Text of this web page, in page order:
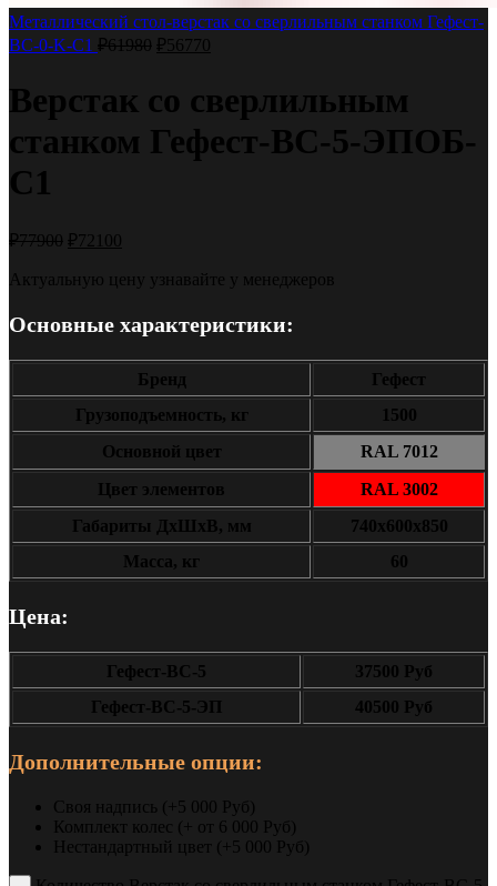
Металлический стол-верстак со сверлильным станком Гефест-
ВС-0-K-С1 ₽61980 ₽56770
Верстак со сверлильным
станком Гефест-ВС-5-ЭПОБ-
С1
₽77900 ₽72100
Актуальную цену узнавайте у менеджеров
Основные характеристики:
Бренд
Гефест
Грузоподъемность, кг
1500
Основной цвет
RAL 7012
Цвет элементов
RAL 3002
Габариты ДxШxВ, мм
740х600х850
Масса, кг
60
Цена:
Гефест-ВС-5
37500 Руб
Гефест-ВС-5-ЭП
40500 Руб
Дополнительные опции:
Своя надпись (+5 000 Руб)
Комплект колес (+ от 6 000 Руб)
Нестандартный цвет (+5 000 Руб)